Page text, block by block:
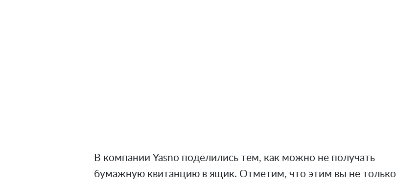
В компании Yasno поделились тем, как можно не получать
бумажную квитанцию в ящик. Отметим, что этим вы не только